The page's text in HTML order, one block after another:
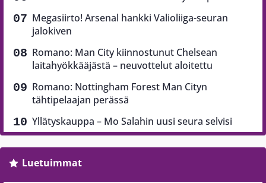
Megasiirto! Arsenal hankki Valioliiga-seuran
jalokiven
Romano: Man City kiinnostunut Chelsean
laitahyökkääjästä – neuvottelut aloitettu
Romano: Nottingham Forest Man Cityn
tähtipelaajan perässä
Yllätyskauppa – Mo Salahin uusi seura selvisi
Luetuimmat